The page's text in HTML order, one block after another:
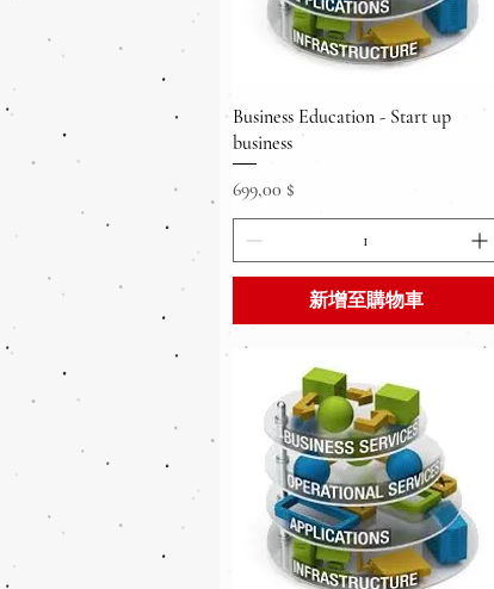
快速瀏覽
Business Education - Start up
business
價格
699,00 $
新增至購物車